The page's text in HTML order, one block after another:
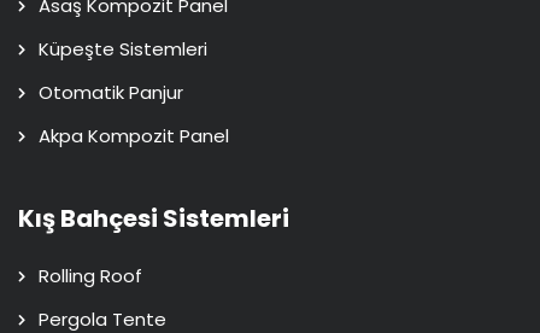
Küpeşte Sistemleri
Otomatik Panjur
Akpa Kompozit Panel
Kış Bahçesi Sistemleri
Rolling Roof
Pergola Tente